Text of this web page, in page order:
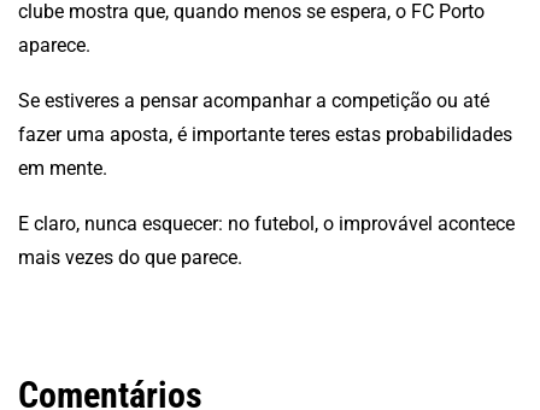
clube mostra que, quando menos se espera, o FC Porto
aparece.
Se estiveres a pensar acompanhar a competição ou até
fazer uma aposta, é importante teres estas probabilidades
em mente.
E claro, nunca esquecer: no futebol, o improvável acontece
mais vezes do que parece.
Comentários